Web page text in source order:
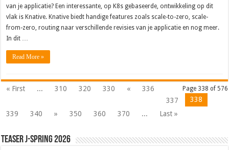
van je applicatie? Een interessante, op K8s gebaseerde, ontwikkeling op dit
vlak is Knative. Knative biedt handige features zoals scale-to-zero, scale-
from-zero, routing naar verschillende revisies van je applicatie en nog meer.
In dit …
Read More »
Page 338 of 576
« First ... 310 320 330 «
336
337
338
339
340 » 350 360 370 ... Last »
Teaser J-Spring 2026